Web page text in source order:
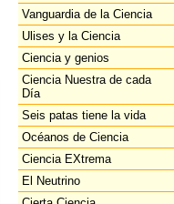
Vanguardia de la Ciencia
Ulises y la Ciencia
Ciencia y genios
Ciencia Nuestra de cada
Día
Seis patas tiene la vida
Océanos de Ciencia
Ciencia EXtrema
El Neutrino